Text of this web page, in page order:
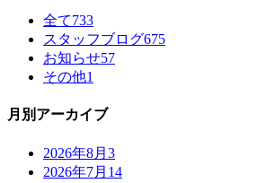
全て733
スタッフブログ675
お知らせ57
その他1
月別アーカイブ
2026年8月 3
2026年7月 14